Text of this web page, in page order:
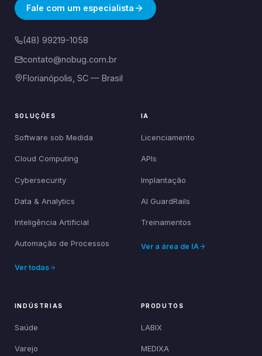
Fale com um especialista
(48) 99219-1058
contato@nobug.com.br
Florianópolis, SC — Brasil
SOLUÇÕES
Software sob Medida
Cloud Computing
Cybersecurity
Data & Analytics
Inteligência Artificial
Automação de Processos
Ver todas
IA
Licenciamento
APIs
Implantação
AI GuardRails
Treinamentos
Ver a área de IA
INDÚSTRIAS
Saúde
Varejo
PRODUTOS
LABIX
MEDIXA